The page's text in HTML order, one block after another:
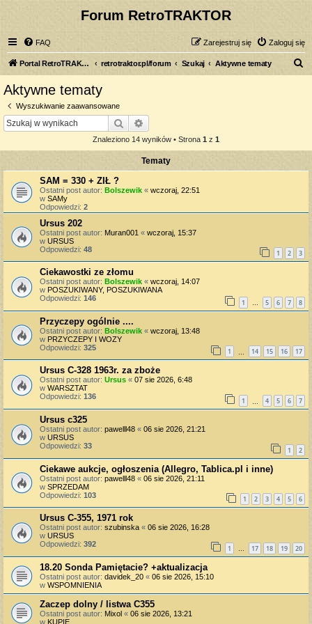
Forum RetroTRAKTOR
FAQ Zaloguj się
Zarejestruj się
Portal RetroTRAKTOR.pl retrotraktor.pl/forum Szukaj Aktywne tematy
Aktywne tematy
Wyszukiwanie zaawansowane
Szukaj
Znaleziono 14 wyników • Strona 1 z 1
Tematy
SAM = 330 + ZIŁ ?
Ostatni post autor: Bolszewik « wczoraj, 22:51
w SAMy
Odpowiedzi: 2
Ursus 202
Ostatni post autor: Muran001 « wczoraj, 15:37
w URSUS
Odpowiedzi: 48 1 2 3
Ciekawostki ze złomu
Ostatni post autor: Bolszewik « wczoraj, 14:07
w POSZUKIWANY, POSZUKIWANA
Odpowiedzi: 146 1 … 5 6 7 8
Przyczepy ogólnie ....
Ostatni post autor: Bolszewik « wczoraj, 13:48
w PRZYCZEPY I WOZY
Odpowiedzi: 325 1 14 15 16 17
Ursus C-328 1963r. za zboże
Ostatni post autor: Ursus « 07 sie 2026, 6:48
w WARSZTAT
Odpowiedzi: 136 1 4 5 6 7
Ursus c325
Ostatni post autor: pawelll48 « 06 sie 2026, 21:21
w URSUS
Odpowiedzi: 33 1 2
Ciekawe aukcje, ogłoszenia (Allegro, Tablica.pl i inne)
Ostatni post autor: pawelll48 « 06 sie 2026, 21:11
w SPRZEDAM
Odpowiedzi: 103 1 2 3 4 5 6
Ursus C-355, 1971 rok
Ostatni post autor: szubinska « 06 sie 2026, 16:28
w URSUS
Odpowiedzi: 392 1 … 17 18 19 20
18.20 Sonda Pamiętacie? +aktualizacja
Ostatni post autor: davidek_20 « 06 sie 2026, 15:10
w WSPOMNIENIA
Zaczep dolny / listwa C355
Ostatni post autor: Mixol « 06 sie 2026, 13:21
w KUPIĘ